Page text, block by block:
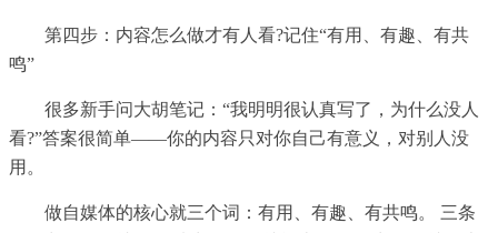
第四步：内容怎么做才有人看?记住“有用、有趣、有共
鸣”
很多新手问大胡笔记：“我明明很认真写了，为什么没人
看?”答案很简单——你的内容只对你自己有意义，对别人没
用。
做自媒体的核心就三个词：有用、有趣、有共鸣。 三条